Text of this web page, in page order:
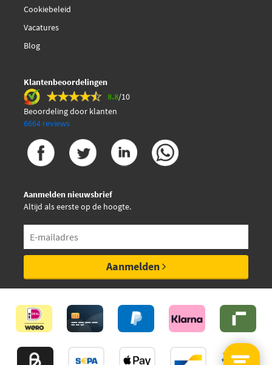
Cookiebeleid
Vacatures
Blog
Klantenbeoordelingen
8.8/10
Beoordeling door klanten
6664 reviews
Aanmelden nieuwsbrief
Altijd als eerste op de hoogte.
Aanmelden